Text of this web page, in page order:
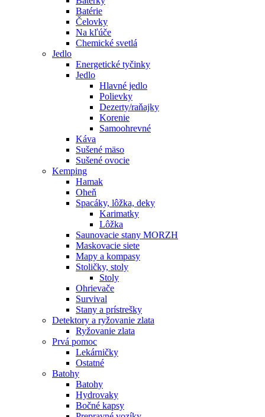
Batérie
Čelovky
Na kľúče
Chemické svetlá
Jedlo
Energetické tyčinky
Jedlo
Hlavné jedlo
Polievky
Dezerty/raňajky
Korenie
Samoohrevné
Káva
Sušené mäso
Sušené ovocie
Kemping
Hamak
Oheň
Spacáky, lôžka, deky
Karimatky
Lôžka
Saunovacie stany MORZH
Maskovacie siete
Mapy a kompasy
Stoličky, stoly
Stoly
Ohrievače
Survival
Stany a prístrešky
Detektory a ryžovanie zlata
Ryžovanie zlata
Prvá pomoc
Lekárničky
Ostatné
Batohy
Batohy
Hydrovaky
Bočné kapsy